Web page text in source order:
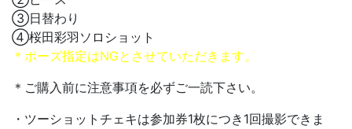
③日替わり
④桜田彩羽ソロショット
＊ポーズ指定はNGとさせていただきます。
＊ご購入前に注意事項を必ずご一読下さい。
・ツーショットチェキは参加券1枚につき1回撮影できま